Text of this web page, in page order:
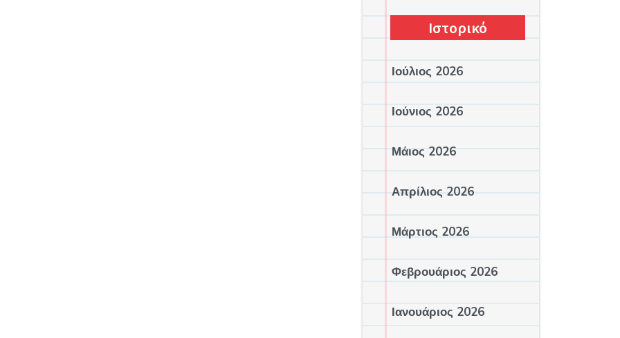
Ιστορικό
Ιούλιος 2026
Ιούνιος 2026
Μάιος 2026
Απρίλιος 2026
Μάρτιος 2026
Φεβρουάριος 2026
Ιανουάριος 2026